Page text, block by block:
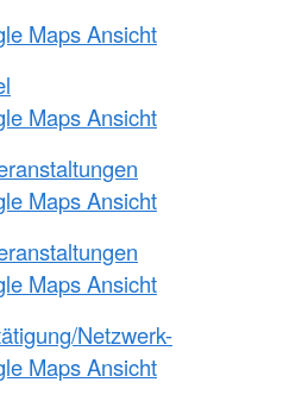
Maps Ansicht
Maps Ansicht
Maps Ansicht
Maps Ansicht
Netzwerk-
Maps Ansicht